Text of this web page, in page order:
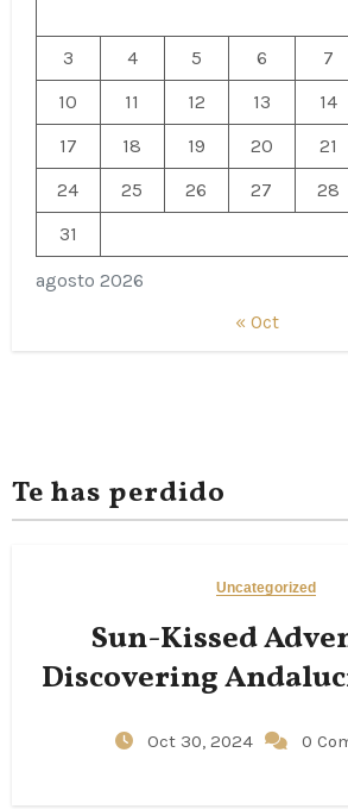
agosto 2026
3
4 5 6 7
10
11 12 13 14
17
18 19 20 21
24
25 26 27 28
31
« Oct
Te has perdido
Uncategorized
Sun-Kissed
Discovering
Oct 30, 2024 0